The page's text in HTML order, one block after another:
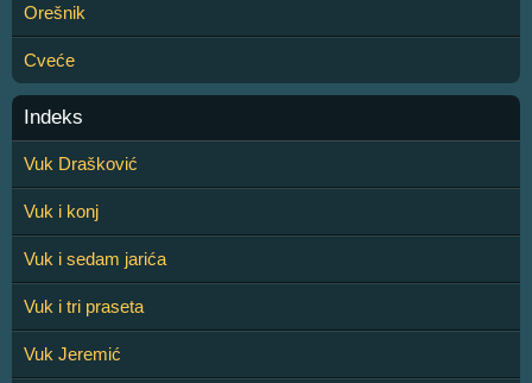
Orešnik
Cveće
Indeks
Vuk Drašković
Vuk i konj
Vuk i sedam jarića
Vuk i tri praseta
Vuk Jeremić